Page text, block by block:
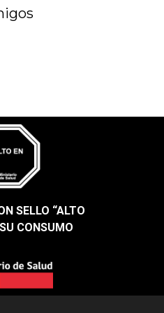
SELLO “ALTO
CONSUMO​